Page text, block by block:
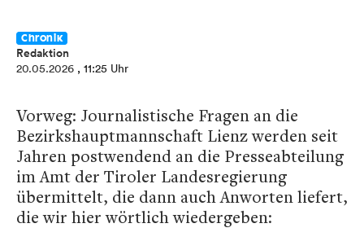
Chronik
Redaktion
20.05.2026 , 11:25 Uhr
Vorweg: Journalistische Fragen an die
Bezirkshauptmannschaft Lienz werden seit
Jahren postwendend an die Presseabteilung
im Amt der Tiroler Landesregierung
übermittelt, die dann auch Anworten liefert,
die wir hier wörtlich wiedergeben: